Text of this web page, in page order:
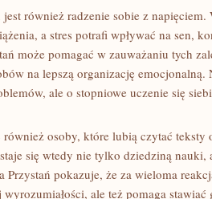
również radzenie sobie z napięciem.
a stres potrafi wpływać na sen,
może pomagać w zauważaniu tych
na lepszą organizację
ale o stopniowe uczenie się
również osoby, które lubią czytać teksty
się wtedy nie tylko dziedziną nauki,
Przystań pokazuje, że za wieloma
ale też pomaga stawiać